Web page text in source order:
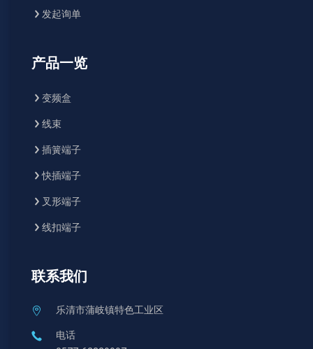
发起询单
产品一览
变频盒
线束
插簧端子
快插端子
叉形端子
线扣端子
联系我们
乐清市蒲岐镇特色工业区
电话